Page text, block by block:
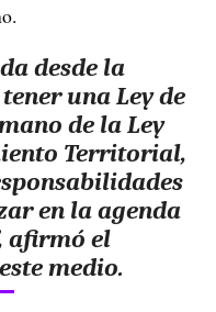
desde la
una Ley de
de la Ley
Territorial,
en la agenda
afirmó el
medio.